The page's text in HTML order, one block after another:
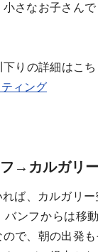
さなお子さん
りの詳細はこち
ィング
→カルガリ
ば、カルガリ
ンフからは移
で、朝の出発